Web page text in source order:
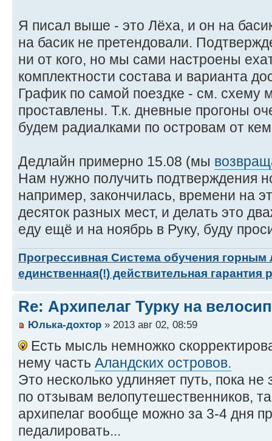
Я писал выше - это Лёха, и он на
на басик не претендовали.
ни от кого, но мы сами настроены
комплектности состава и варианта
График по самой поездке - см. схему
проставлены. Т.к. дневные прогоны
будем радиалками по островам от
Дедлайн примерно 15.08 (мы
Нам нужно получить подтверждения
например, закончилась, времени на
десяток разных мест, и делать это
еду ещё и на ноябрь в Руку, буду
Прогрессивная Система обучения
единственная(!) действительная гарантия
Re: Архипелаг Турку на
Юлька-дохтор » 2013 авг 02, 08:59
Есть мысль немножко
нему часть Аландских островов.
Это несколько удлиняет путь, пока
по отзывам велопутешественников,
архипелаг вообще можно за 3-4 дня
педалировать...